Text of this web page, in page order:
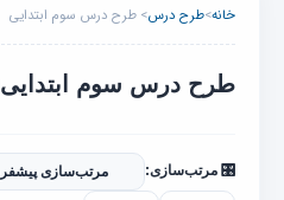
خانه>طرح درس> طرح درس سوم ابتدایی
طرح درس سوم ابتدایی
🎛️ مرتب‌سازی: